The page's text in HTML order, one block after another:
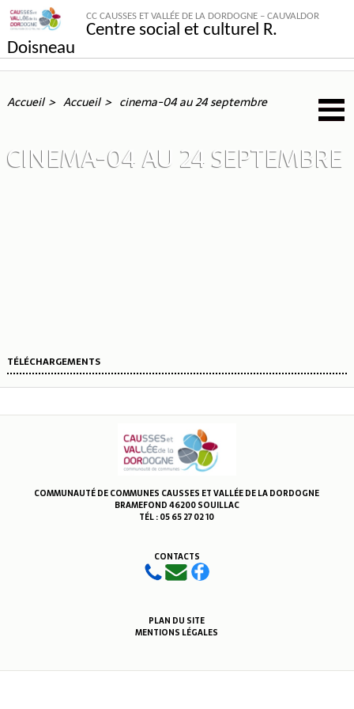
CC CAUSSES ET VALLÉE DE LA DORDOGNE – CAUVALDOR
Centre social et culturel R.
Doisneau
Accueil Accueil cinema-04 au 24 septembre
CINEMA-04 AU 24 SEPTEMBRE
TÉLÉCHARGEMENTS
COMMUNAUTÉ DE COMMUNES CAUSSES ET VALLÉE DE LA DORDOGNE
BRAMEFOND 46200 SOUILLAC
TÉL : 05 65 27 02 10
CONTACTS
PLAN DU SITE
MENTIONS LÉGALES